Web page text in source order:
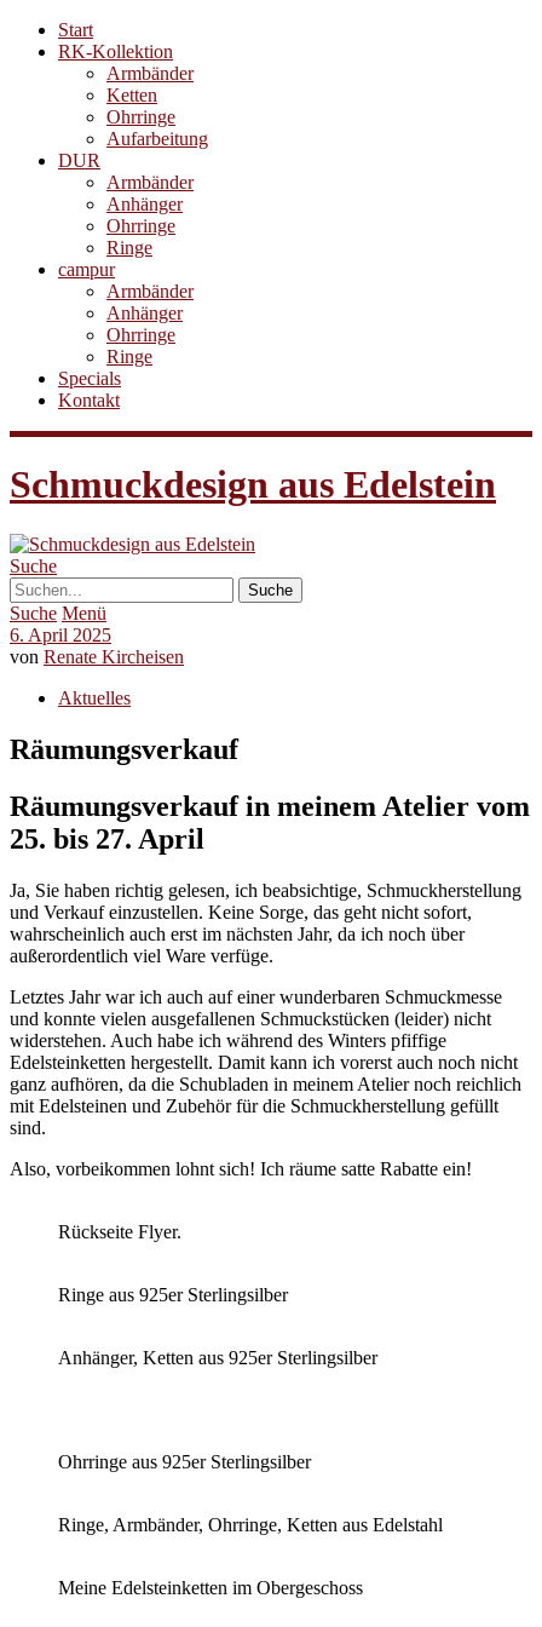
Start
RK-Kollektion
Armbänder
Ketten
Ohrringe
Aufarbeitung
DUR
Armbänder
Anhänger
Ohrringe
Ringe
campur
Armbänder
Anhänger
Ohrringe
Ringe
Specials
Kontakt
Schmuckdesign aus Edelstein
Suche
Suche Menü
6. April 2025
von Renate Kircheisen
Aktuelles
Räumungsverkauf
Räumungsverkauf in meinem Atelier vom
25. bis 27. April
Ja, Sie haben richtig gelesen, ich beabsichtige, Schmuckherstellung
und Verkauf einzustellen. Keine Sorge, das geht nicht sofort,
wahrscheinlich auch erst im nächsten Jahr, da ich noch über
außerordentlich viel Ware verfüge.
Letztes Jahr war ich auch auf einer wunderbaren Schmuckmesse
und konnte vielen ausgefallenen Schmuckstücken (leider) nicht
widerstehen. Auch habe ich während des Winters pfiffige
Edelsteinketten hergestellt. Damit kann ich vorerst auch noch nicht
ganz aufhören, da die Schubladen in meinem Atelier noch reichlich
mit Edelsteinen und Zubehör für die Schmuckherstellung gefüllt
sind.
Also, vorbeikommen lohnt sich! Ich räume satte Rabatte ein!
Rückseite Flyer.
Ringe aus 925er Sterlingsilber
Anhänger, Ketten aus 925er Sterlingsilber
Ohrringe aus 925er Sterlingsilber
Ringe, Armbänder, Ohrringe, Ketten aus Edelstahl
Meine Edelsteinketten im Obergeschoss